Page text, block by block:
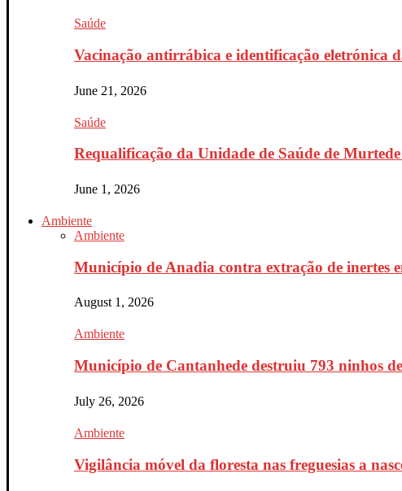
Saúde
Vacinação antirrábica e identificação eletrónica
June 21, 2026
Saúde
Requalificação da Unidade de Saúde de Murtede
June 1, 2026
Ambiente
Ambiente
Município de Anadia contra extração de inertes
August 1, 2026
Ambiente
Município de Cantanhede destruiu 793 ninhos
July 26, 2026
Ambiente
Vigilância móvel da floresta nas freguesias a